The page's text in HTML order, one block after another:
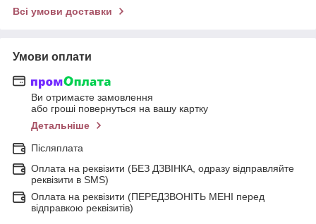
Всі умови доставки
Умови оплати
Ви отримаєте замовлення
або гроші повернуться на вашу картку
Детальніше
Післяплата
Оплата на реквізити (БЕЗ ДЗВІНКА, одразу відправляйте
реквізити в SMS)
Оплата на реквізити (ПЕРЕДЗВОНІТЬ МЕНІ перед
відправкою реквізитів)